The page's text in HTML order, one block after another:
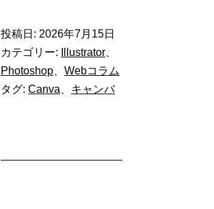
の
新
「マ
投稿日: 2026年7月15日
カテゴリー:
Illustrator
Photoshop
Webコラム
タグ: Canva キャンバ